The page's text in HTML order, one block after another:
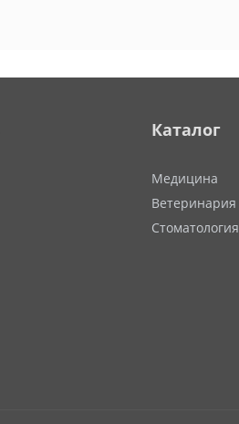
Каталог
Медицина
Ветеринария
Стоматология